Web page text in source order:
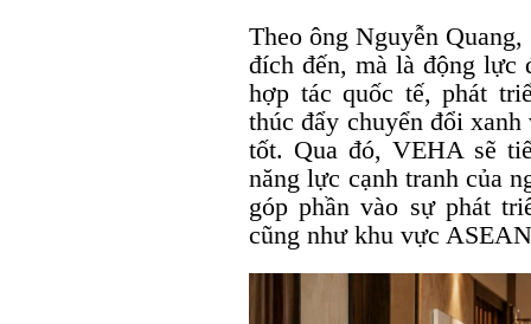
Theo ông Nguyễn
đích đến, mà là động
hợp tác quốc tế, phát
thúc đẩy chuyển đổi
tốt. Qua đó, VEHA sẽ
năng lực cạnh tranh của
góp phần vào sự phát
cũng như khu vực